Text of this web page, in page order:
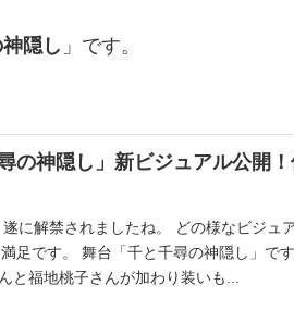
隠し 」です。
の神隠し」新ビジュアル公開
に解禁されましたね。 どの様なビジュ
足です。 舞台「千と千尋の神隠し」で
と福地桃子さんが加わり装いも...